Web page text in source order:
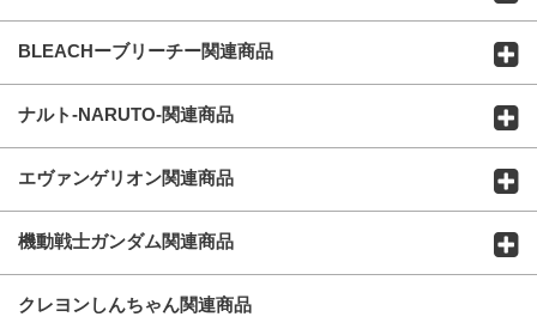
BLEACHーブリーチー関連商品
ナルト-NARUTO-関連商品
エヴァンゲリオン関連商品
機動戦士ガンダム関連商品
クレヨンしんちゃん関連商品